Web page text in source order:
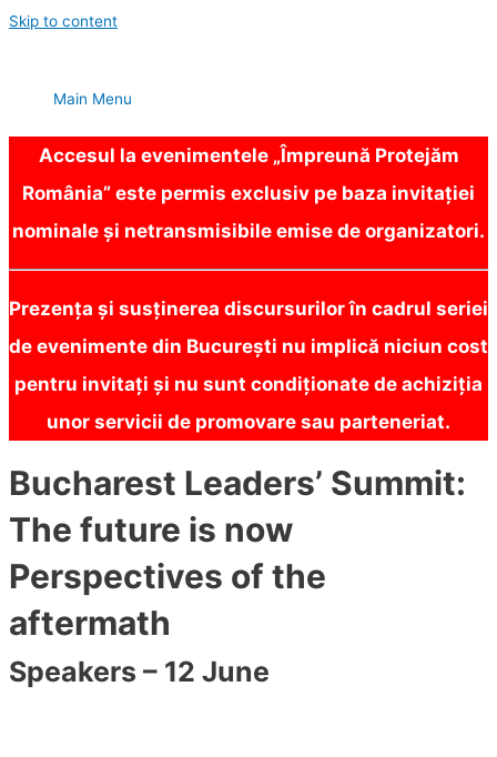
Skip to content
Main Menu
Accesul la evenimentele „Împreună Protejăm
România” este permis exclusiv pe baza invitației
nominale și netransmisibile emise de organizatori.
Prezența și susținerea discursurilor în cadrul seriei
de evenimente din București nu implică niciun cost
pentru invitați și nu sunt condiționate de achiziția
unor servicii de promovare sau parteneriat.
Bucharest Leaders’ Summit:
The future is now
Perspectives of the
aftermath
Speakers – 12 June